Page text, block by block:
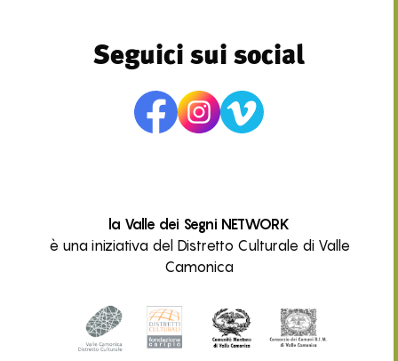
Seguici sui social
la Valle dei Segni NETWORK
è una iniziativa del Distretto Culturale di Valle
Camonica